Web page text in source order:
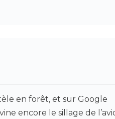
en forêt, et sur Google
encore le sillage de